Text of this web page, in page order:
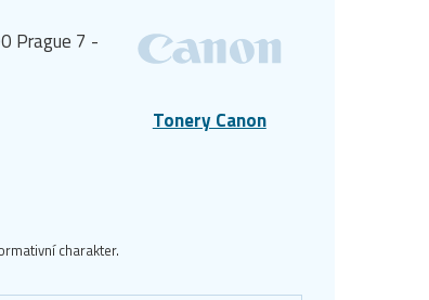
Tonery Canon
Prague 7 -
charakter.